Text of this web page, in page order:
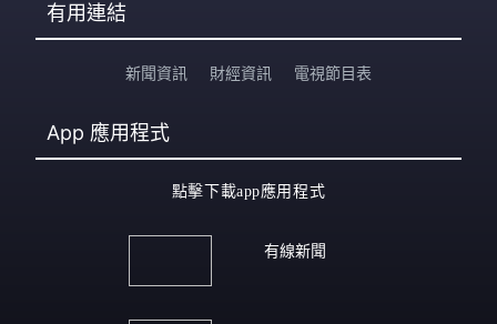
有用連結
新聞資訊 財經資訊 電視節目表
App 應用程式
點擊下載app應用程式
有線新聞